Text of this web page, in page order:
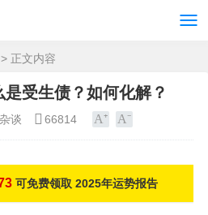
> 正文内容
受生债？如何化解？
谈 66814
可免费领取 2025年运势报告